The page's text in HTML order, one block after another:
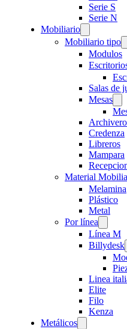
Serie S
Serie N
Mobiliario
Mobiliario tipo
Modulos
Salas de
Mesas
Credenza
Libreros
Mampara
Material
Melamina
Plástico
Metal
Por línea
Línea M
Billydesk
Linea
Elite
Filo
Kenza
Metálicos